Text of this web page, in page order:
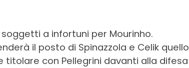
a infortuni per Mourinho.
il posto di Spinazzola e Celik quello
titolare con Pellegrini davanti alla difesa